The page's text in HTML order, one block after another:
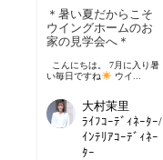
＊暑い夏だからこそ
ウイングホームのお
家の見学会へ＊
こんにちは。 7月に入り暑
い毎日ですね
ウイ...
大村茉里
ﾗｲﾌｺｰﾃﾞｨﾈｰﾀｰ/
ｲﾝﾃﾘｱｺｰﾃﾞｨﾈｰ
ﾀｰ